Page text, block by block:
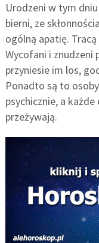
Urodzeni w tym
bierni, ze
ogólną apatię.
Wycofani i znudzeni
przyniesie im los,
Ponadto są to
psychicznie, a
przeżywają.